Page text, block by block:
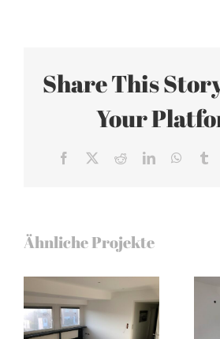
Share This
Your
Facebook RedditLinkedIn
Ähnliche Projekte